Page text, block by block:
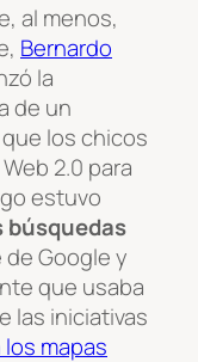
al menos,
Bernardo
la
de un
los chicos
2.0 para
estuvo
búsquedas
Google y
que usaba
las iniciativas
mapas